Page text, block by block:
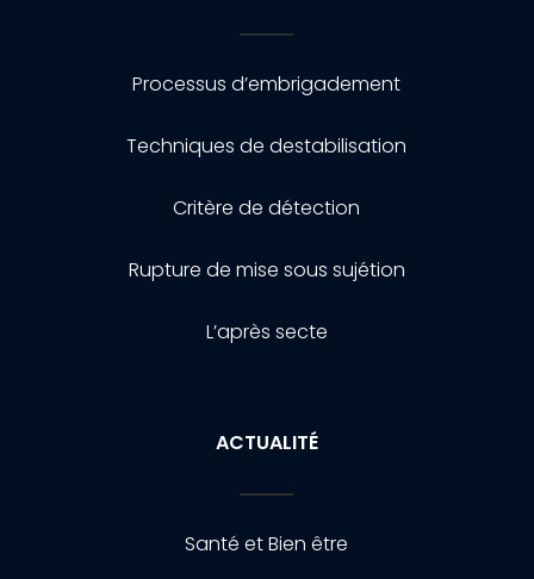
Processus d’embrigadement
Techniques de destabilisation
Critère de détection
Rupture de mise sous sujétion
L’après secte
ACTUALITÉ
Santé et Bien être